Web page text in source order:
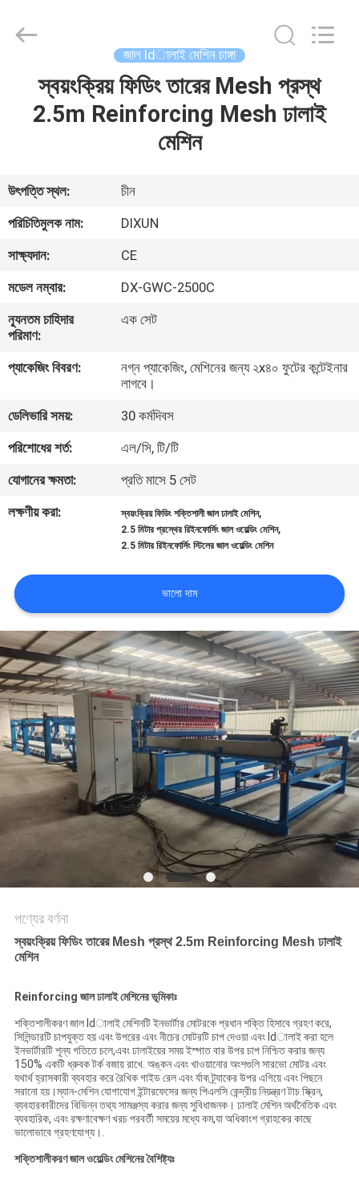
ভিআর
শো
আমাদের
সম্পর্কে
ভ্রমণ
মান
নিয়ন্ত্রণ
যোগাযোগ
উদ্ধৃতির
জন্য
আবেদন
সাইট
ম্যাপ
PRIVACY
POLICY
Mesh
Products
জাল ldালাই মেশিন চাঙ্গা
স্বয়ংক্রিয় ফিডিং তারের Mesh প্রস্থ
2.5m Reinforcing Mesh ঢালাই
মেশিন
উৎপত্তি স্থল:
চীন
পরিচিতিমুলক নাম:
DIXUN
সাক্ষ্যদান:
CE
মডেল নম্বার:
DX-GWC-2500C
ন্যূনতম চাহিদার
পরিমাণ:
এক সেট
প্যাকেজিং বিবরণ:
নগ্ন প্যাকেজিং, মেশিনের জন্য ২x৪০ ফুটের কন্টেইনার
লাগবে।
ডেলিভারি সময়:
30 কর্মদিবস
পরিশোধের শর্ত:
এল/সি, টি/টি
যোগানের ক্ষমতা:
প্রতি মাসে 5 সেট
লক্ষণীয় করা:
স্বয়ংক্রিয় ফিডিং শক্তিশালী জাল ঢালাই মেশিন,
2.5 মিটার প্রস্থের রিইনফোর্সিং জাল ওয়েল্ডিং মেশিন,
2.5 মিটার রিইনফোর্সিং স্টিলের জাল ওয়েল্ডিং মেশিন
ভালো দাম
পণ্যের বর্ণনা
স্বয়ংক্রিয় ফিডিং তারের Mesh প্রস্থ 2.5m Reinforcing Mesh ঢালাই
মেশিন
Reinforcing জাল ঢালাই মেশিনের ভূমিকাঃ
শক্তিশালীকরণ জাল ldালাই মেশিনটি ইনভার্টার মোটরকে প্রধান শক্তি হিসাবে গ্রহণ করে,
সিলিন্ডারটি চাপযুক্ত হয় এবং উপরের এবং নীচের মোটরটি চাপ দেওয়া এবং ldালাই করা হলে
ইনভার্টারটি শূন্য গতিতে চলে,এবং ঢালাইয়ের সময় ইস্পাত বার উপর চাপ নিশ্চিত করার জন্য
150% একটি ধ্রুবক টর্ক বজায় রাখে. অঙ্কন এবং খাওয়ানোর অংশগুলি সারভো মোটর এবং
যথার্থ হ্রাসকারী ব্যবহার করে রৈখিক গাইড রেল এবং র্যাক ট্র্যাকের উপর এগিয়ে এবং পিছনে
সরানো হয়।ম্যান-মেশিন যোগাযোগ ইন্টারফেসের জন্য পিএলসি কেন্দ্রীয় নিয়ন্ত্রণ টাচ স্ক্রিন,
ব্যবহারকারীদের বিভিন্ন তথ্য সামঞ্জস্য করার জন্য সুবিধাজনক। ঢালাই মেশিন অর্থনৈতিক এবং
ব্যবহারিক, এবং রক্ষণাবেক্ষণ খরচ পরবর্তী সময়ের মধ্যে কম,যা অধিকাংশ গ্রাহকের কাছে
ভালোভাবে গ্রহণযোগ্য।.
শক্তিশালীকরণ জাল ওয়েল্ডিং মেশিনের বৈশিষ্ট্যঃ